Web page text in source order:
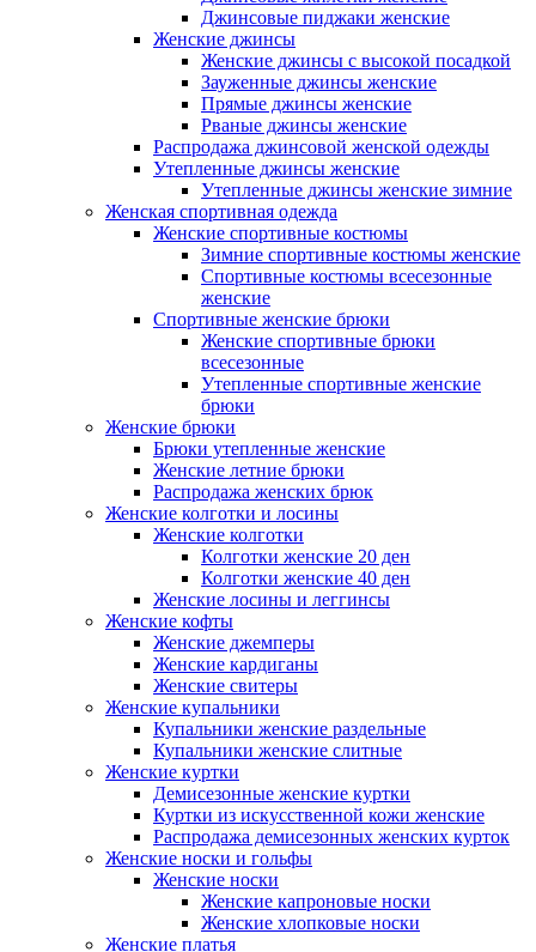
Джинсовые пиджаки женские
Женские джинсы
Женские джинсы с высокой посадкой
Зауженные джинсы женские
Прямые джинсы женские
Рваные джинсы женские
Распродажа джинсовой женской одежды
Утепленные джинсы женские
Утепленные джинсы женские зимние
Женская спортивная одежда
Женские спортивные костюмы
Зимние спортивные костюмы женские
Спортивные костюмы всесезонные
женские
Спортивные женские брюки
Женские спортивные брюки
всесезонные
Утепленные спортивные женские
брюки
Женские брюки
Брюки утепленные женские
Женские летние брюки
Распродажа женских брюк
Женские колготки и лосины
Женские колготки
Колготки женские 20 ден
Колготки женские 40 ден
Женские лосины и леггинсы
Женские кофты
Женские джемперы
Женские кардиганы
Женские свитеры
Женские купальники
Купальники женские раздельные
Купальники женские слитные
Женские куртки
Демисезонные женские куртки
Куртки из искусственной кожи женские
Распродажа демисезонных женских курток
Женские носки и гольфы
Женские носки
Женские капроновые носки
Женские хлопковые носки
Женские платья